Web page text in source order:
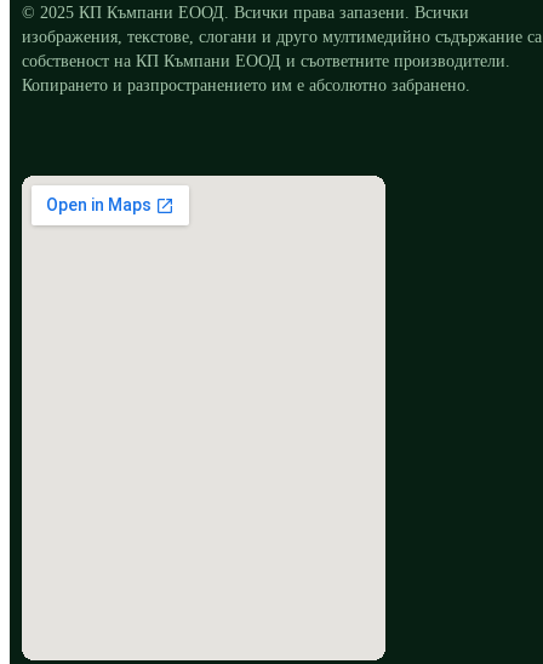
© 2025 КП Къмпани ЕООД. Всички права запазени. Всички
изображения, текстове, слогани и друго мултимедийно съдържание са
собственост на КП Къмпани ЕООД и съответните производители.
Копирането и разпространението им е абсолютно забранено.